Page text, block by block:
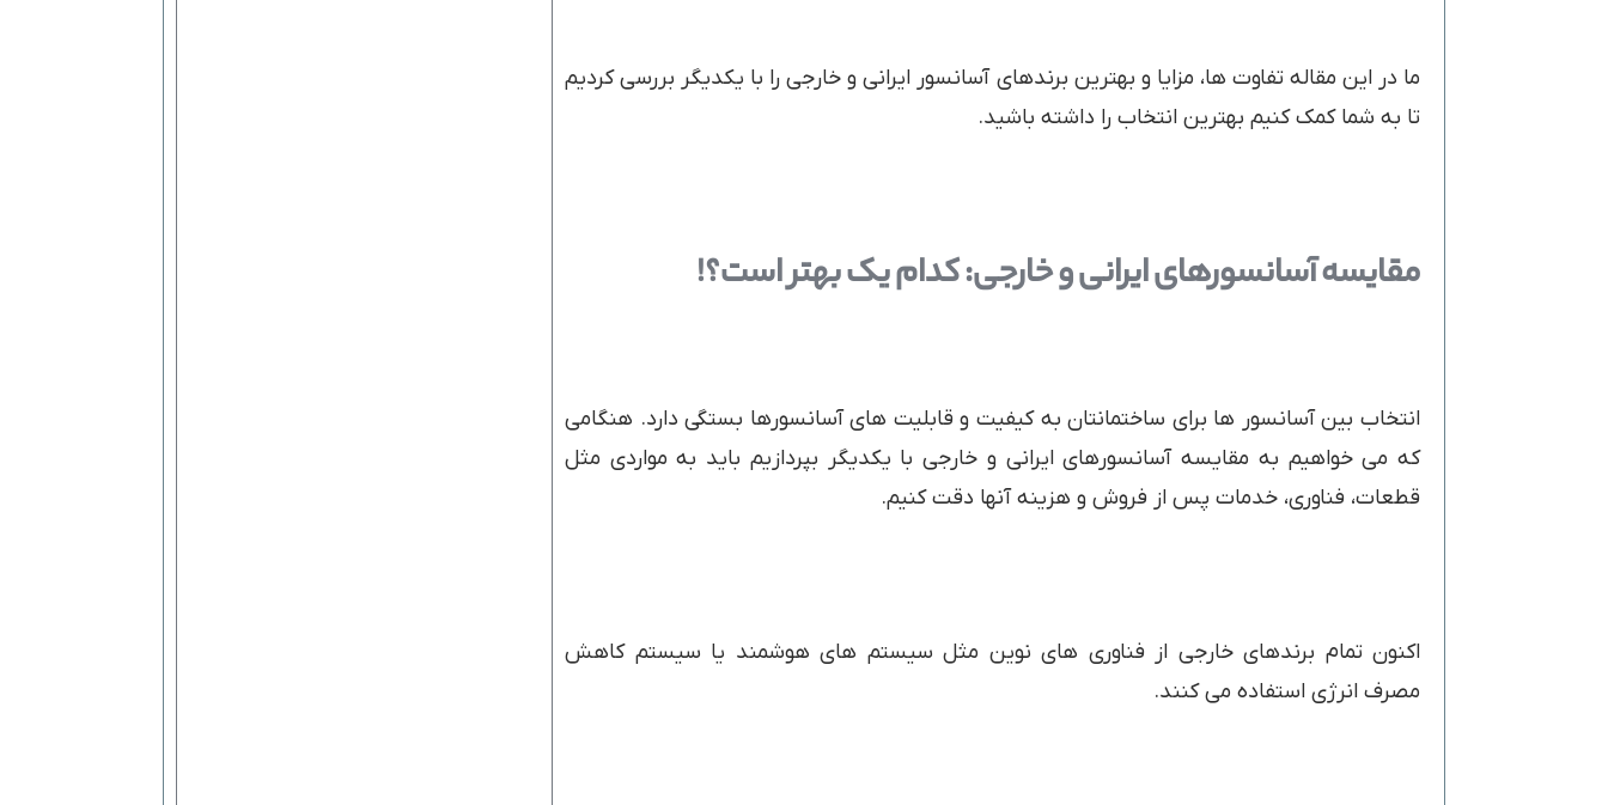
ما در این مقاله تفاوت ها، مزایا و بهترین برندهای آسانسور ایرانی و خارجی را با یکدیگر بررسی کردیم
تا به شما کمک کنیم بهترین انتخاب را داشته باشید.
مقایسه آسانسورهای ایرانی و خارجی: کدام یک بهتر است؟!
انتخاب بین آسانسور ها برای ساختمانتان به کیفیت و قابلیت های آسانسورها بستگی دارد. هنگامی
که می خواهیم به مقایسه آسانسورهای ایرانی و خارجی با یکدیگر بپردازیم باید به مواردی مثل
قطعات، فناوری، خدمات پس از فروش و هزینه آنها دقت کنیم.
اکنون تمام برندهای خارجی از فناوری های نوین مثل سیستم های هوشمند یا سیستم کاهش
مصرف انرژی استفاده می کنند.